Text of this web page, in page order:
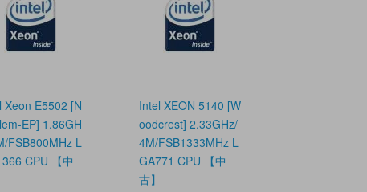
Xeon E5502 [N
EP] 1.86GH
FSB800MHz L
CPU 【中
Intel XEON 5140 [W
oodcrest] 2.33GHz/
4M/FSB1333MHz L
GA771 CPU 【中
古】